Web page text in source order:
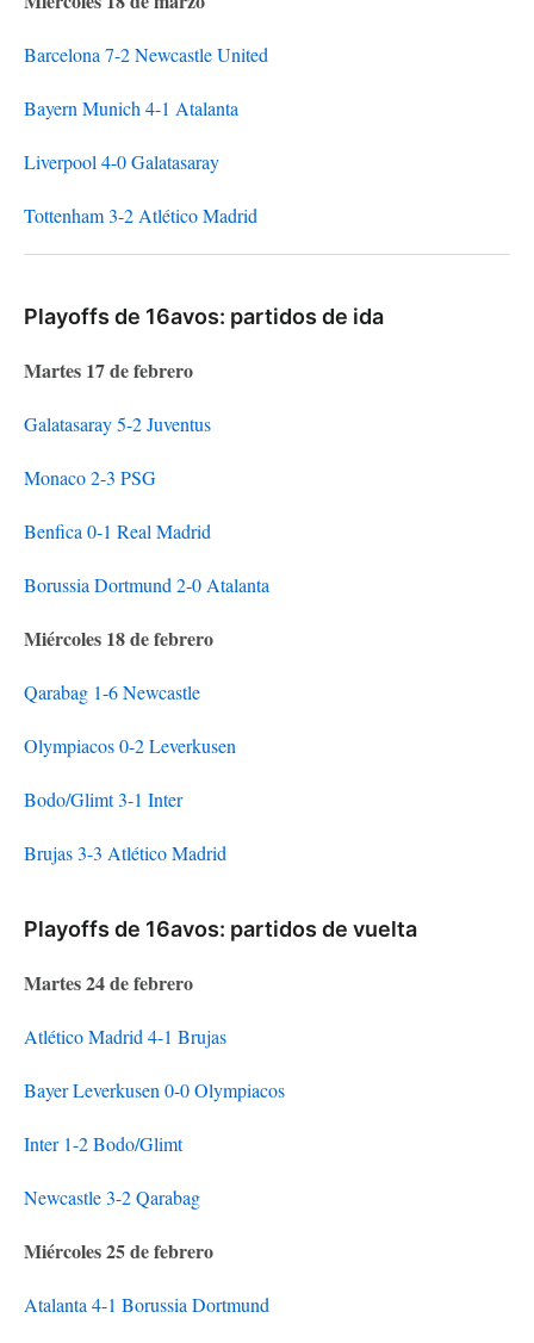
Barcelona 7-2 Newcastle United
Bayern Munich 4-1 Atalanta
Liverpool 4-0 Galatasaray
Tottenham 3-2 Atlético Madrid
Playoffs de 16avos: partidos de ida
Martes 17 de febrero
Galatasaray 5-2 Juventus
Monaco 2-3 PSG
Benfica 0-1 Real Madrid
Borussia Dortmund 2-0 Atalanta
Miércoles 18 de febrero
Qarabag 1-6 Newcastle
Olympiacos 0-2 Leverkusen
Bodo/Glimt 3-1 Inter
Brujas 3-3 Atlético Madrid
Playoffs de 16avos: partidos de vuelta
Martes 24 de febrero
Atlético Madrid 4-1 Brujas
Bayer Leverkusen 0-0 Olympiacos
Inter 1-2 Bodo/Glimt
Newcastle 3-2 Qarabag
Miércoles 25 de febrero
Atalanta 4-1 Borussia Dortmund